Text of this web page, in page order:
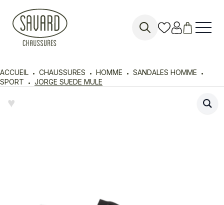
ACCUEIL CHAUSSURES HOMME
SANDALES HOMME
SPORT
JORGE SUEDE MULE
♥︎